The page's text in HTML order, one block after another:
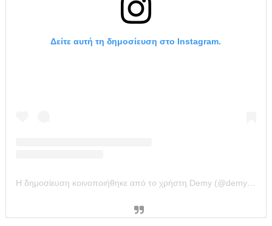
Δείτε αυτή τη δημοσίευση στο Instagram.
Η δημοσίευση κοινοποιήθηκε από το χρήστη Demy (@demy_official)